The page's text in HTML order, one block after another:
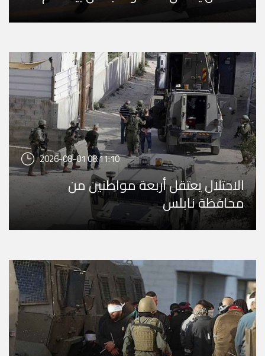
2026-08-01 08:11:10
الاحتلال يعتقل أربعة مواطنين من
محافظة نابلس